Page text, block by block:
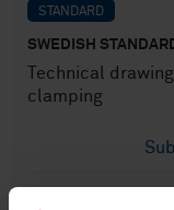
STANDARD
SWEDISH
Technical
clamping